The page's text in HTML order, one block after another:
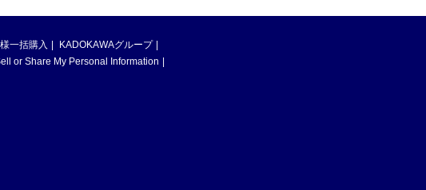
一括購入
KADOKAWAグループ
or Share My Personal Information